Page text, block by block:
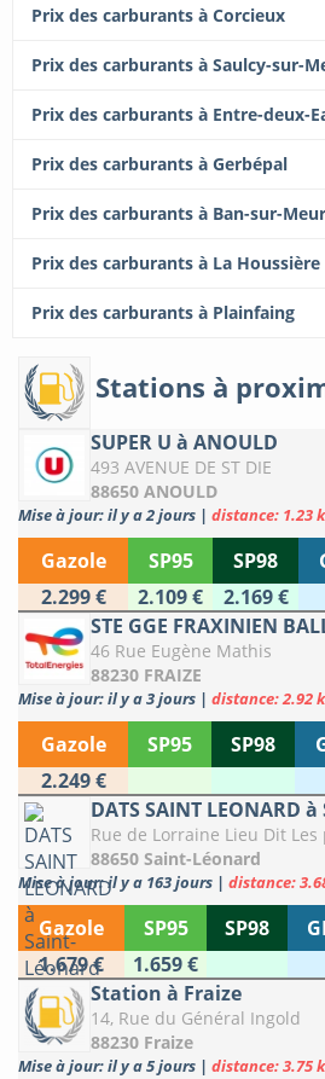
Prix des carburants à Corcieux
Prix des carburants à Saulcy-sur-
Prix des carburants à Entre-deux-
Prix des carburants à Gerbépal
Prix des carburants à Ban-sur-
Prix des carburants à La Houssière
Prix des carburants à Plainfaing
Stations à
SUPER U à ANOULD
493 AVENUE DE ST DIE
88650 ANOULD
Mise à jour: il y a 2 jours | distance: 1.23
Gazole SP95 SP98
2.299 €
2.109 €
2.169 €
STE GGE FRAXINIEN
46 Rue Eugène Mathis
88230 FRAIZE
Mise à jour: il y a 3 jours | distance: 2.92
Gazole SP95 SP98
2.249 €
DATS SAINT LEONARD
Rue de Lorraine Lieu Dit
88650 Saint-Léonard
Mise à jour: il y a 163 jours | distance:
Gazole SP95 SP98
1.679 €
1.659 €
Station à Fraize
14, Rue du Général Ingold
88230 Fraize
Mise à jour: il y a 5 jours | distance: 3.75